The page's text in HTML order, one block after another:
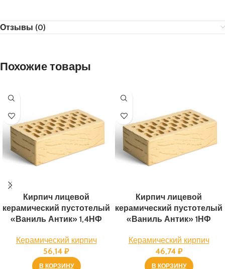
Отзывы (0)
Похожие товары
Кирпич лицевой
керамический пустотелый
«Ваниль Антик» 1,4НФ
Керамический кирпич
56,14 ₽
В КОРЗИНУ
Кирпич лицевой
керамический пустотелый
«Ваниль Антик» 1НФ
Керамический кирпич
46,74 ₽
В КОРЗИНУ